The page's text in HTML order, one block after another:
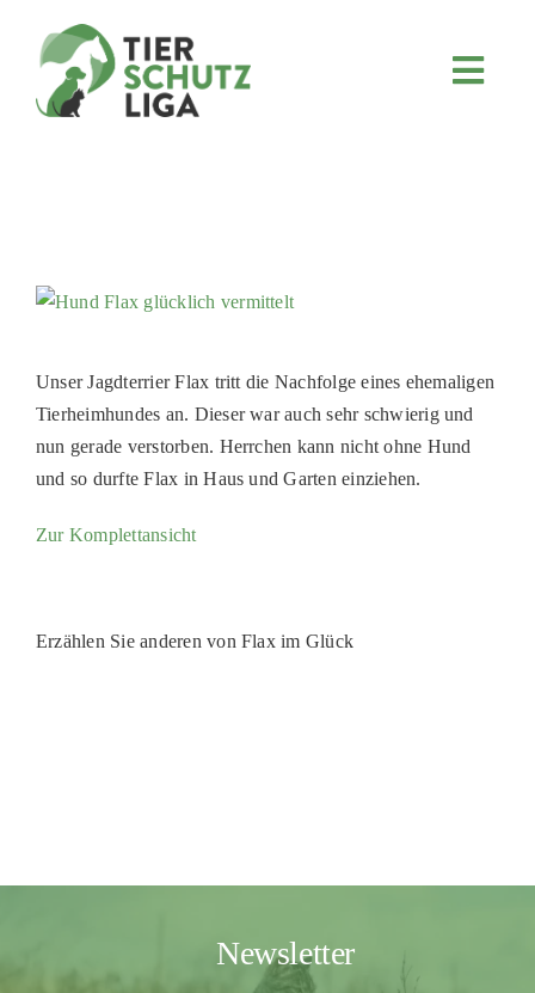
KOOPERATIONEN
4KIDS
TIERHEIMTIERE
Unser Jagdterrier Flax tritt die Nachfolge eines ehemaligen
Tierheimhundes an. Dieser war auch sehr schwierig und
nun gerade verstorben. Herrchen kann nicht ohne Hund
und so durfte Flax in Haus und Garten einziehen.
Zur Komplettansicht
Erzählen Sie anderen von Flax im Glück
Newsletter